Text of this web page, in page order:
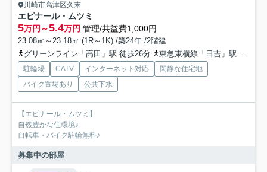
川崎市高津区久末
エピナール・ムツミ
5万円～5.4万円 管理/共益費1,000円
23.08㎡～23.18㎡ (1R～1K) /築24年 /2階建
グリーンライン「高田」駅 徒歩26分
東急東横線「日吉」駅 バス18分 東急バス「久末団地」 停歩7分
駐輪場 CATV インターネット対応
閑静な住宅地
バイク置場あり
公共下水
【エピナール・ムツミ】
自然豊かな住環境♪
自転車・バイク駐輪無料♪
募集中の部屋